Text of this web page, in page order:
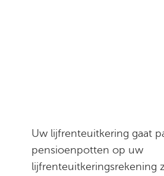
Uw lijfrenteuitkering gaat
pensioenpotten op uw
lijfrenteuitkeringsrekening